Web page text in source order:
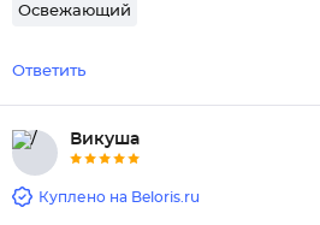
Освежающий
Ответить
Викуша
Куплено на Beloris.ru